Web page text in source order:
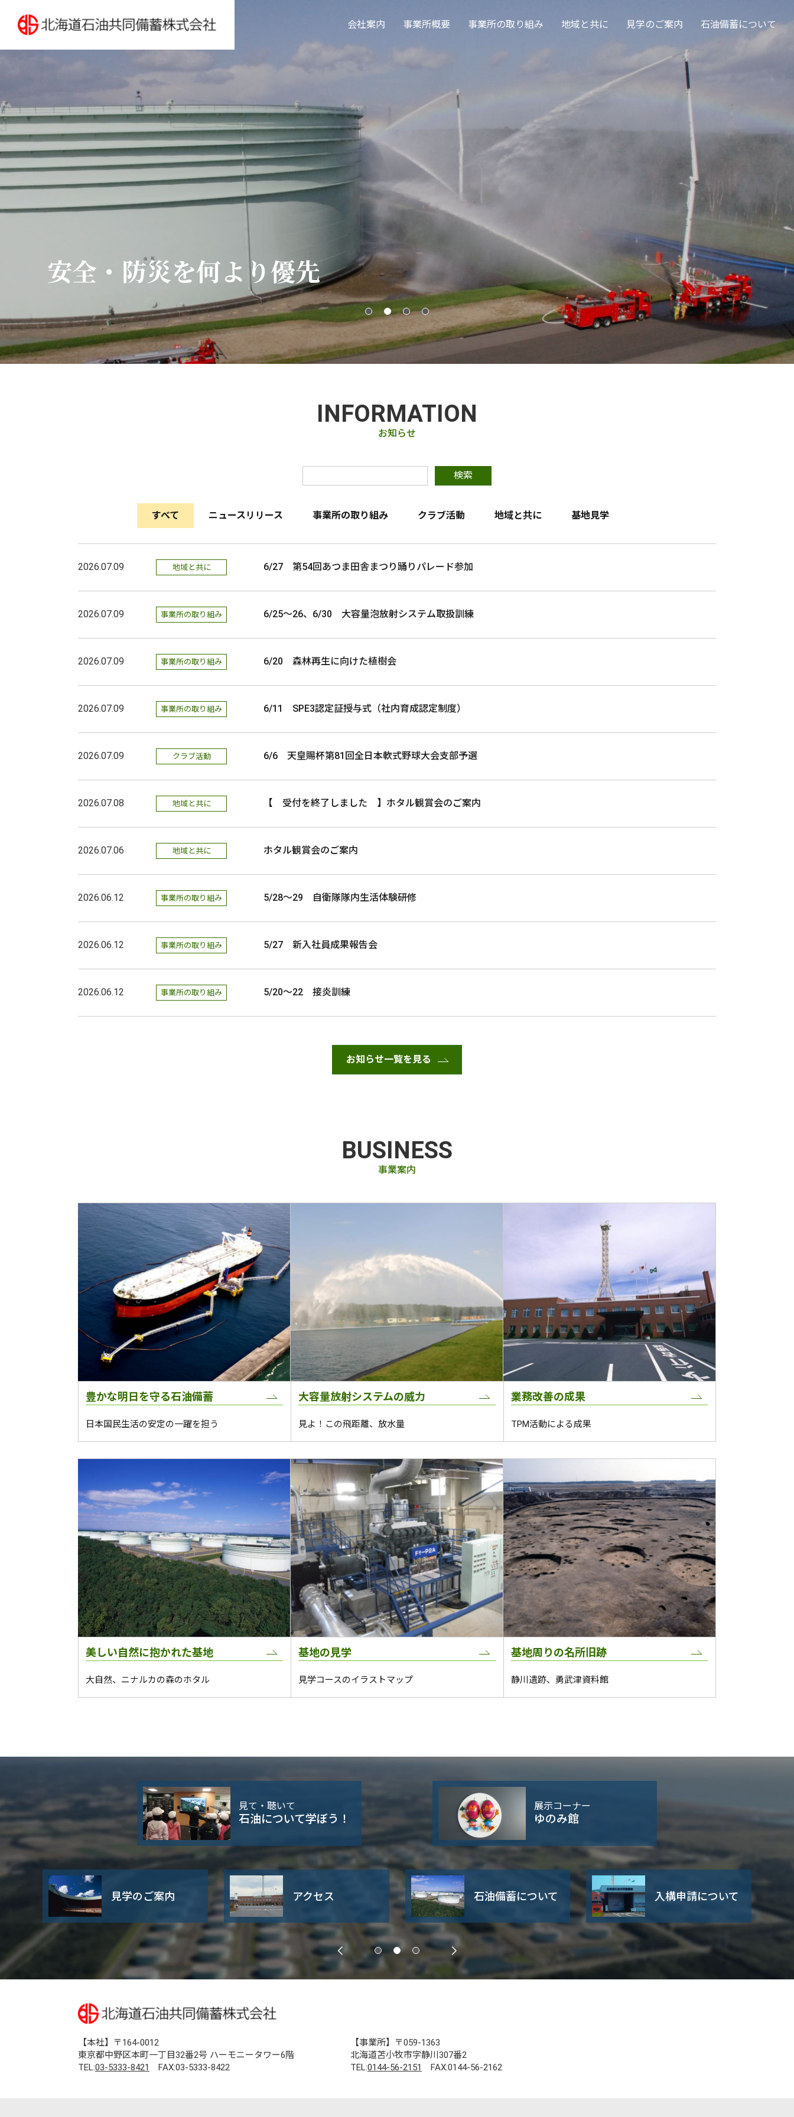
会社案内 事業所概要 事業所の取り組み 地域と共に 見学のご案内 石油備蓄について
環境保全を通して自然と共存
豊かな明日を守る石油備蓄
安全・防災を何より優先
INFORMATION
お知らせ
検索
すべて ニュースリリース 事業所の取り組み クラブ活動 地域と共に 基地見学
2026.07.09 地域と共に 6/27 第54回あつま田舎まつり踊りパレード参加
2026.07.09 事業所の取り組み 6/25～26、6/30 大容量泡放射システム取扱訓練
2026.07.09 事業所の取り組み 6/20 森林再生に向けた植樹会
2026.07.09 事業所の取り組み 6/11 SPE3認定証授与式（社内育成認定制度）
2026.07.09 クラブ活動 6/6 天皇賜杯第81回全日本軟式野球大会支部予選
2026.07.08 地域と共に 【 受付を終了しました 】ホタル観賞会のご案内
2026.07.06 地域と共に ホタル観賞会のご案内
2026.06.12 事業所の取り組み 5/28～29 自衛隊隊内生活体験研修
2026.06.12 事業所の取り組み 5/27 新入社員成果報告会
2026.06.12 事業所の取り組み 5/20～22 接炎訓練
お知らせ一覧を見る
BUSINESS
事業案内
豊かな明日を守る石油備蓄
日本国民生活の安定の一躍を担う
大容量放射システムの威力
見よ！この飛距離、放水量
業務改善の成果
TPM活動による成果
美しい自然に抱かれた基地
大自然、ニナルカの森のホタル
基地の見学
見学コースのイラストマップ
基地周りの名所旧跡
静川遺跡、勇武津資料館
見て・聴いて
石油について学ぼう！
展示コーナー
ゆのみ館
見学のご案内 アクセス 石油備蓄について 入構申請について
【本社】〒164-0012
東京都中野区本町一丁目32番2号 ハーモニータワー6階
TEL:03-5333-8421 FAX:03-5333-8422
【事業所】〒059-1363
北海道苫小牧市字静川307番2
TEL:0144-56-2151 FAX:0144-56-2162